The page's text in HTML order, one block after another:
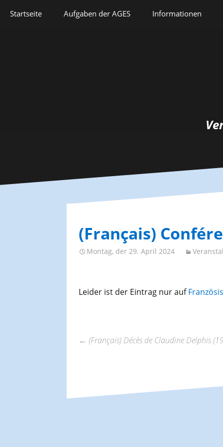
zumStartseite Aufgaben der AGES
Hommage
Informationsbriefe
Studientage
Informationen
(Français)
Montag, der 29. April 2024
Leider ist der Eintrag nur auf
Navigation
← (Français) Décès de Claudine Delphis